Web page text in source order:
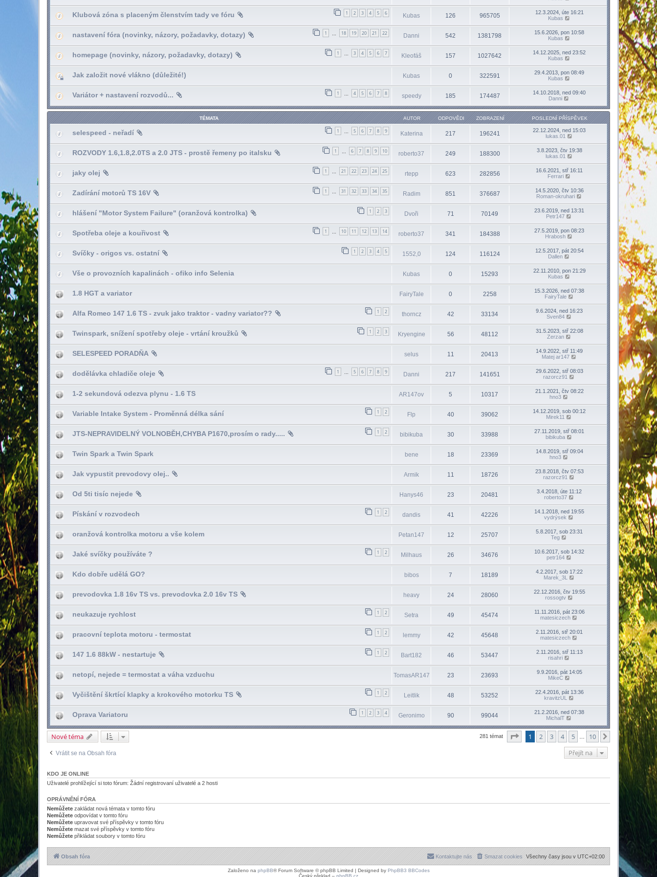
1 2 3 4 5 6
Klubová zóna s placeným členstvím tady ve fóru Kubas 126 965705
12.3.2024, úte 16:21
Kubas
1 18 19 20 21 22
nastavení fóra (novinky, názory, požadavky, dotazy) Danni 542 1381798
15.6.2026, pon 10:58
Kubas
1 3 4 5 6 7
homepage (novinky, názory, požadavky, dotazy) Kleofáš 157 1027642
14.12.2025, ned 23:52
Kubas
Jak založit nové vlákno (důležité!) Kubas 0 322591
29.4.2013, pon 08:49
Kubas
1 4 5 6 7 8
Variátor + nastavení rozvodů... speedy 185 174487
14.10.2018, ned 09:40
Danni
TÉMATA AUTOR ODPOVĚDI ZOBRAZENÍ POSLEDNÍ PŘÍSPĚVEK
1 5 6 7 8 9
selespeed - neřadí Katerina 217 196241
22.12.2024, ned 15:03
lukas.01
1 6 7 8 9 10
ROZVODY 1.6,1.8,2.0TS a 2.0 JTS - prostě řemeny po italsku roberto37 249 188300
3.8.2023, čtv 19:38
lukas.01
1 21 22 23 24 25
jaky olej rtepp 623 282856
16.6.2021, stř 16:11
Ferrari
1 31 32 33 34 35
Zadírání motorů TS 16V Radim 851 376687
14.5.2020, čtv 10:36
Roman-okruhari
1 2 3
hlášení "Motor System Failure" (oranžová kontrolka) Dvoři 71 70149
23.6.2019, ned 13:31
Petr147
1 10 11 12 13 14
Spotřeba oleje a kouřivost roberto37 341 184388
27.5.2019, pon 08:23
Hrabosh
1 2 3 4 5
Svíčky - origos vs. ostatní 1552,0 124 116124
12.5.2017, pát 20:54
Dallen
Vše o provozních kapalinách - ofiko info Selenia Kubas 0 15293
22.11.2010, pon 21:29
Kubas
1.8 HGT a variator FairyTale 0 2258
15.3.2026, ned 07:38
FairyTale
1 2
Alfa Romeo 147 1.6 TS - zvuk jako traktor - vadny variator?? thorncz 42 33134
9.6.2024, ned 16:23
Sven84
1 2 3
Twinspark, snížení spotřeby oleje - vrtání kroužků Kryengine 56 48112
31.5.2023, stř 22:08
Zerzan
SELESPEED PORADŇA selus 11 20413
14.9.2022, stř 11:49
Matej ar147
1 5 6 7 8 9
dodělávka chladiče oleje Danni 217 141651
29.6.2022, stř 08:03
razorcz91
1-2 sekundová odezva plynu - 1.6 TS AR147ov 5 10317
21.1.2021, čtv 08:22
hno3
1 2
Variable Intake System - Proměnná délka sání Flp 40 39062
14.12.2019, sob 00:12
Mirek11
1 2
JTS-NEPRAVIDELNÝ VOLNOBĚH,CHYBA P1670,prosím o rady..... bibikuba 30 33988
27.11.2019, stř 08:01
bibikuba
Twin Spark a Twin Spark bene 18 23369
14.8.2019, stř 09:04
hno3
Jak vypustit prevodovy olej.. Armik 11 18726
23.8.2018, čtv 07:53
razorcz91
Od 5ti tisíc nejede Hanys46 23 20481
3.4.2018, úte 11:12
roberto37
1 2
Pískání v rozvodech dandis 41 42226
14.1.2018, ned 19:55
vydrýsek
oranžová kontrolka motoru a vše kolem Petan147 12 25707
5.8.2017, sob 23:31
Teg
1 2
Jaké svíčky používáte ? Milhaus 26 34676
10.6.2017, sob 14:32
petr164
Kdo dobře udělá GO? bibos 7 18189
4.2.2017, sob 17:22
Marek_3L
prevodovka 1.8 16v TS vs. prevodovka 2.0 16v TS heavy 24 28060
22.12.2016, čtv 19:55
rossogtv
1 2
neukazuje rychlost Setra 49 45474
11.11.2016, pát 23:06
matesiczech
1 2
pracovní teplota motoru - termostat lemmy 42 45648
2.11.2016, stř 20:01
matesiczech
1 2
147 1.6 88kW - nestartuje Bart182 46 53447
2.11.2016, stř 11:13
risahri
netopí, nejede = termostat a váha vzduchu TomasAR147 23 23693
9.9.2016, pát 14:05
MikeC
1 2
Vyčištění škrtící klapky a krokového motorku TS Leitlik 48 53252
22.4.2016, pát 13:36
kravitzUL
1 2 3 4
Oprava Variatoru Geronimo 90 99044
21.2.2016, ned 07:38
MichalT
Nové téma 281 témat Stránka z10
1 2 3 4 5 10 Další
Vrátit se na Obsah fóra Přejít na
KDO JE ONLINE
Uživatelé prohlížející si toto fórum: Žádní registrovaní uživatelé a 2 hosti
OPRÁVNĚNÍ FÓRA
Nemůžete zakládat nová témata v tomto fóru
Nemůžete odpovídat v tomto fóru
Nemůžete upravovat své příspěvky v tomto fóru
Nemůžete mazat své příspěvky v tomto fóru
Nemůžete přikládat soubory v tomto fóru
Obsah fóra Všechny časy jsou v UTC+02:00
Smazat cookies
Kontaktujte nás
Založeno na phpBB® Forum Software © phpBB Limited | Designed by PhpBB3 BBCodes
Český překlad – phpBB.cz